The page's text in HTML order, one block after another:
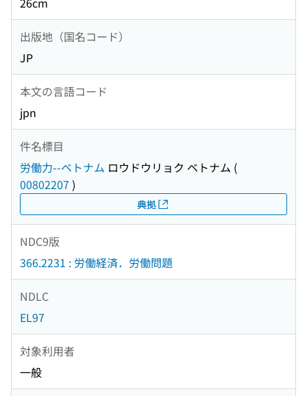
出版地（国名コード）
JP
本文の言語コード
jpn
件名標目
労働力--ベトナム ロウドウリョク ベトナム (
00802207 )
典拠
NDC9版
366.2231 : 労働経済．労働問題
NDLC
EL97
対象利用者
一般